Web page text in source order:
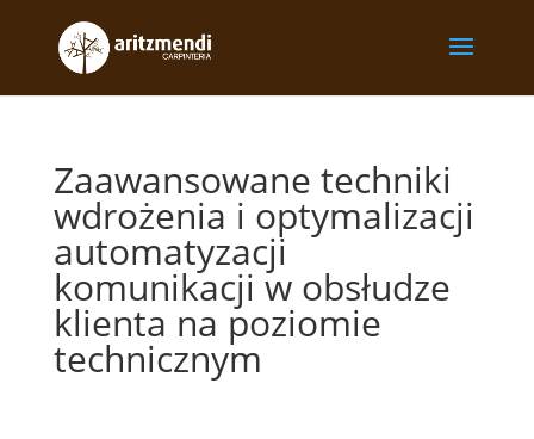
Zaawansowane techniki
wdrożenia i optymalizacji
automatyzacji
komunikacji w obsłudze
klienta na poziomie
technicznym